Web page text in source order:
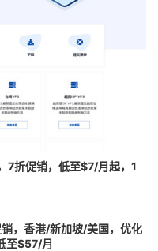
7折促销，低至$7/月起，1
，香港/新加坡/美国，优化
至$57/月